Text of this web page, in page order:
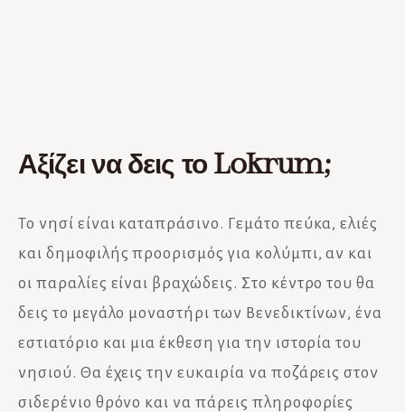
Αξίζει να δεις το Lokrum;
Το νησί είναι καταπράσινο. Γεμάτο πεύκα, ελιές
και δημοφιλής προορισμός για κολύμπι, αν και
οι παραλίες είναι βραχώδεις. Στο κέντρο του θα
δεις το μεγάλο μοναστήρι των Βενεδικτίνων, ένα
εστιατόριο και μια έκθεση για την ιστορία του
νησιού. Θα έχεις την ευκαιρία να ποζάρεις στον
σιδερένιο θρόνο και να πάρεις πληροφορίες